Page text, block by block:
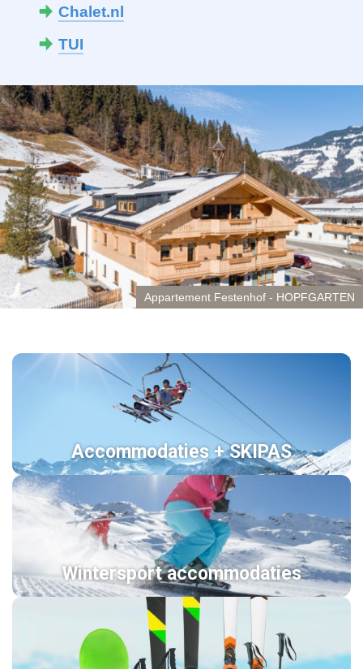
Chalet.nl
TUI
Appartement Festenhof - HOPFGARTEN
Accommodaties + SKIPAS
Wintersport accommodaties